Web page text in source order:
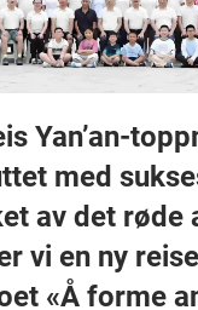
Yan’an-
med
av det røde
vi en ny
«Å forme